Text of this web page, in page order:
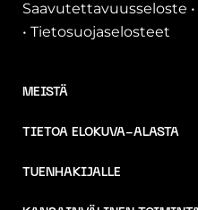
Saavutettavuusseloste •
• Tietosuojaselosteet
MEISTÄ
TIETOA ELOKUVA-ALASTA
TUENHAKIJALLE